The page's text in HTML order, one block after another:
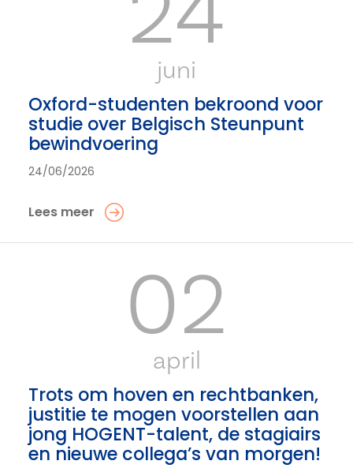
juni
Oxford-studenten bekroond voor
studie over Belgisch Steunpunt
bewindvoering
24/06/2026
Lees meer
02
april
Trots om hoven en rechtbanken,
justitie te mogen voorstellen aan
jong HOGENT-talent, de stagiairs
en nieuwe collega’s van morgen!